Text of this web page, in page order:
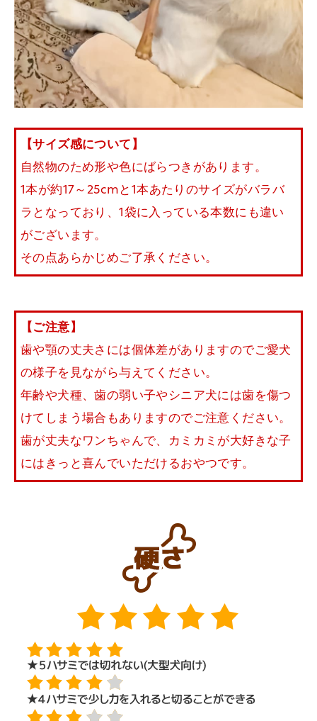
【サイズ感について】
自然物のため形や色にばらつきがあります。
1本が約17～25cmと1本あたりのサイズがバラバ
ラとなっており、1袋に入っている本数にも違い
がございます。
その点あらかじめご了承ください。
【ご注意】
歯や顎の丈夫さには個体差がありますのでご愛犬
の様子を見ながら与えてください。
年齢や犬種、歯の弱い子やシニア犬には歯を傷つ
けてしまう場合もありますのでご注意ください。
歯が丈夫なワンちゃんで、カミカミが大好きな子
にはきっと喜んでいただけるおやつです。